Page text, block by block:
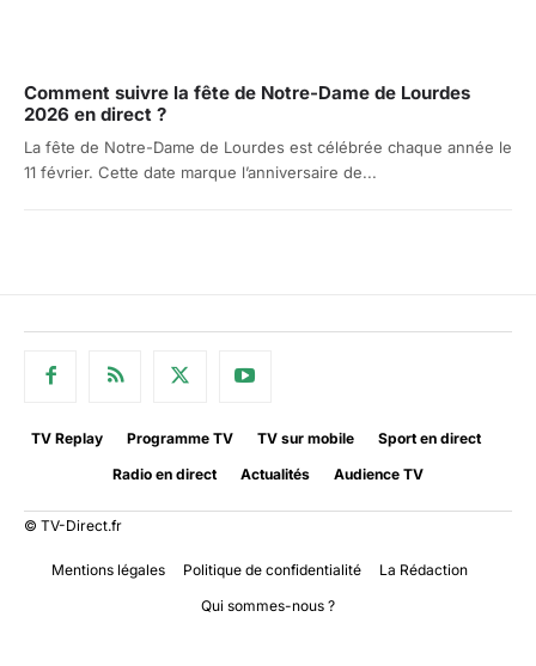
Comment suivre la fête de Notre-Dame de Lourdes
2026 en direct ?
La fête de Notre-Dame de Lourdes est célébrée chaque année le
11 février. Cette date marque l’anniversaire de...
TV Replay Programme TV TV sur mobile
Sport en direct
Radio en direct
Actualités Audience TV
© TV-Direct.fr
Mentions légales Politique de confidentialité
La Rédaction
Qui sommes-nous ?